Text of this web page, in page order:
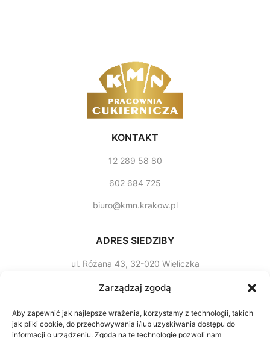
Zarządzaj zgodą
Aby zapewnić jak najlepsze wrażenia, korzystamy z technologii, takich
jak pliki cookie, do przechowywania i/lub uzyskiwania dostępu do
informacji o urządzeniu. Zgoda na te technologie pozwoli nam
KONTAKT
12 289 58 80
602 684 725
biuro@kmn.krakow.pl
ADRES SIEDZIBY
ul. Różana 43, 32­-020 Wieliczka
Godziny otwarcia
poniedziałek-sobota
7:00-15:00